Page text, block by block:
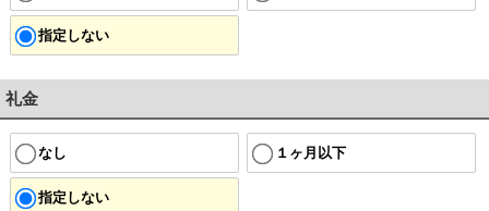
指定しない
礼金
なし １ヶ月以下
指定しない